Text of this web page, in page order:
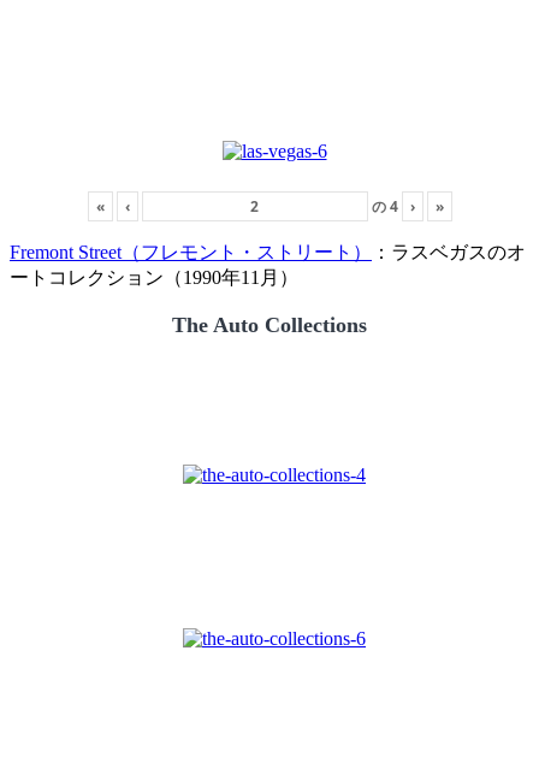
« ‹ の4 › »
Fremont Street（フレモント・ストリート）
：ラスベガスのオ
ートコレクション（1990年11月）
The Auto Collections